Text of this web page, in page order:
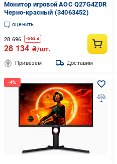
Монитор игровой AOC Q27G4ZDR
Черно-красный (34063452)
оценить
28 696 -562 ₴
28 134 ₴/шт.
Привезём Доставим